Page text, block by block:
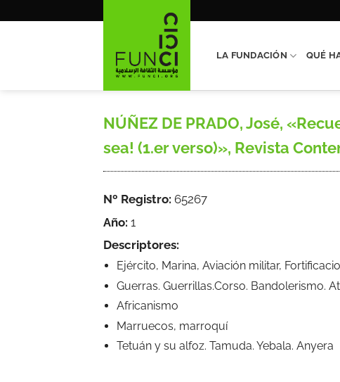
LA FUNDACIÓN QUÉ
NÚÑEZ DE PRADO, José,
sea! (1.er verso)», Revista
Nº Registro: 65267
Año: 1
Descriptores:
Ejército, Marina, Aviación militar,
Guerras. Guerrillas.Corso. Bandolerismo.
Africanismo
Marruecos, marroquí
Tetuán y su alfoz. Tamuda. Yebala. Anyera